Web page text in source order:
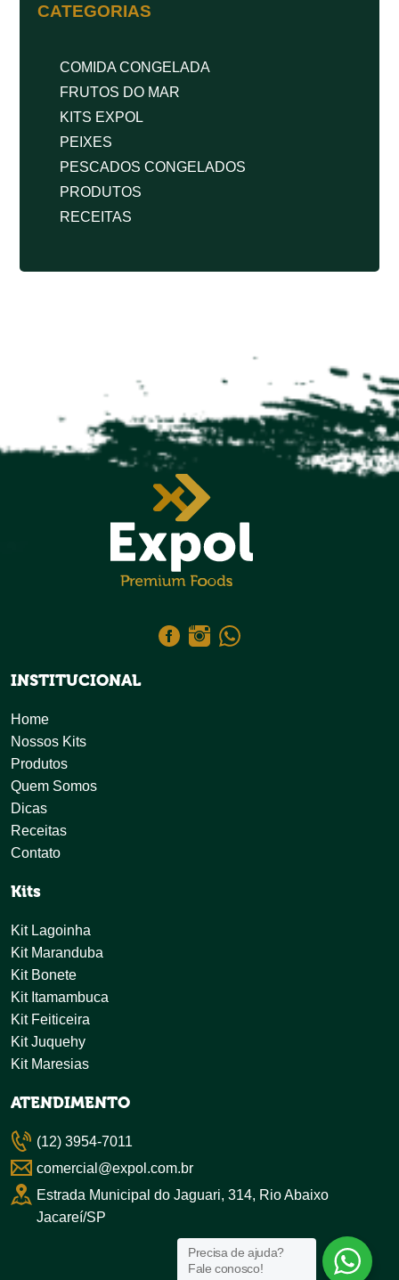
CATEGORIAS
COMIDA CONGELADA
FRUTOS DO MAR
KITS EXPOL
PEIXES
PESCADOS CONGELADOS
PRODUTOS
RECEITAS
INSTITUCIONAL
Home
Nossos Kits
Produtos
Quem Somos
Dicas
Receitas
Contato
Kits
Kit Lagoinha
Kit Maranduba
Kit Bonete
Kit Itamambuca
Kit Feiticeira
Kit Juquehy
Kit Maresias
ATENDIMENTO
(12) 3954-7011
comercial@expol.com.br
Estrada Municipal do Jaguari, 314, Rio Abaixo
Jacareí/SP
Precisa de ajuda?
Fale conosco!